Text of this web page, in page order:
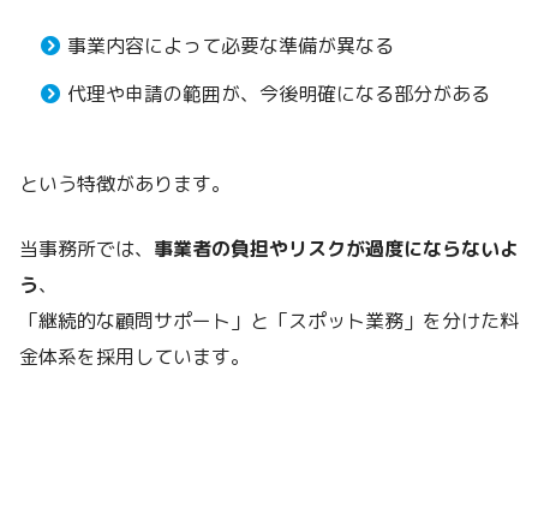
事業内容によって必要な準備が異なる
代理や申請の範囲が、今後明確になる部分がある
という特徴があります。
当事務所では、 事業者の負担やリスクが過度にならないよ
う、
「継続的な顧問サポート」と「スポット業務」を分けた料
金体系を採用しています。